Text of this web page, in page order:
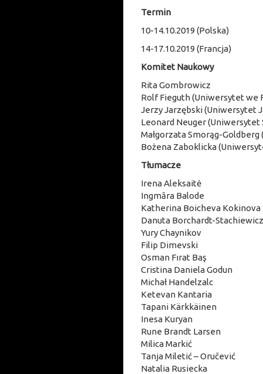
Termin
10-14.10.2019 (Polska)
14-17.10.2019 (Francja)
Komitet Naukowy
Rita Gombrowicz
Rolf Fieguth (Uniwersytet we
Jerzy Jarzębski (Uniwersytet
Leonard Neuger
Małgorzata Smorąg-Goldberg
Bożena Zaboklicka
Tłumacze
Irena Aleksaitė
Ingmāra Balode
Katherina Boicheva Kokinova
Danuta Borchardt-Stachiewicz
Yury Chaynikov
Filip Dimevski
Osman Fırat Baş
Cristina Daniela Godun
Michał Handelzalc
Ketevan Kantaria
Tapani Kärkkäinen
Inesa Kuryan
Rune Brandt Larsen
Milica Markić
Tanja Miletić – Oručević
Natalia Rusiecka